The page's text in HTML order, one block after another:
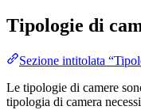
Tipologie di
Sezione intitolata
Le tipologie di camere
tipologia di camera